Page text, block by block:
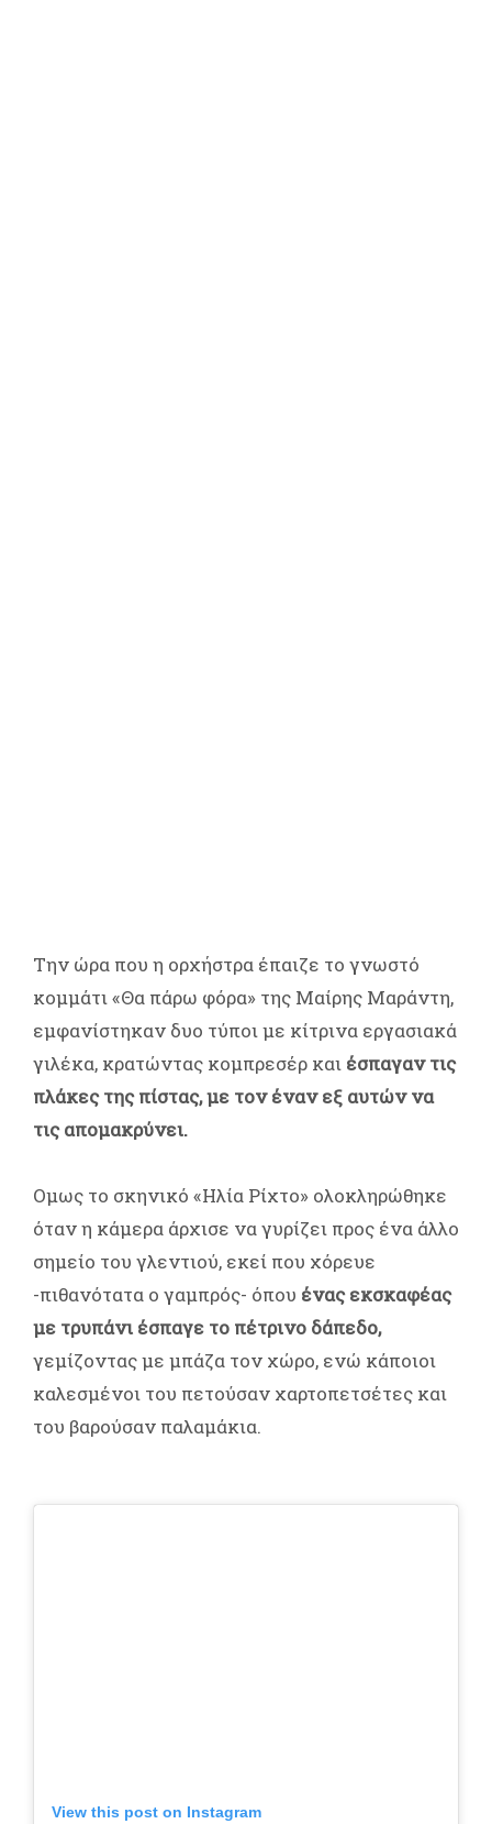
Την ώρα που η ορχήστρα έπαιζε το γνωστό
κομμάτι «Θα πάρω φόρα» της Μαίρης Μαράντη,
εμφανίστηκαν δυο τύποι με κίτρινα εργασιακά
γιλέκα, κρατώντας κομπρεσέρ και έσπαγαν τις
πλάκες της πίστας, με τον έναν εξ αυτών να
τις απομακρύνει.
Ομως το σκηνικό «Ηλία Ρίχτο» ολοκληρώθηκε
όταν η κάμερα άρχισε να γυρίζει προς ένα άλλο
σημείο του γλεντιού, εκεί που χόρευε
-πιθανότατα ο γαμπρός- όπου ένας εκσκαφέας
με τρυπάνι έσπαγε το πέτρινο δάπεδο,
γεμίζοντας με μπάζα τον χώρο, ενώ κάποιοι
καλεσμένοι του πετούσαν χαρτοπετσέτες και
του βαρούσαν παλαμάκια.
View this post on Instagram